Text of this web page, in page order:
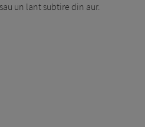
un lant subtire din aur.